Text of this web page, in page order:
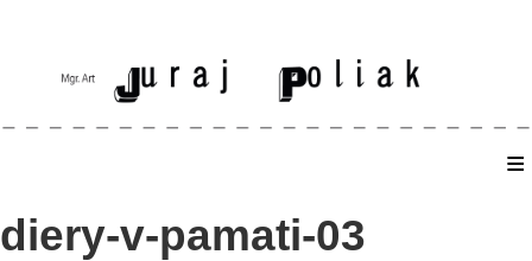
≡
diery-v-pamati-03